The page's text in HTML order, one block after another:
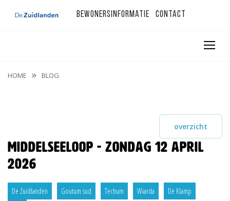
Bewonersinformatie Contact
HOME BLOG
overzicht
Middelseeloop - zondag 12 april
2026
De Zuidlanden Goutum sud Techum Wiarda
De Klamp